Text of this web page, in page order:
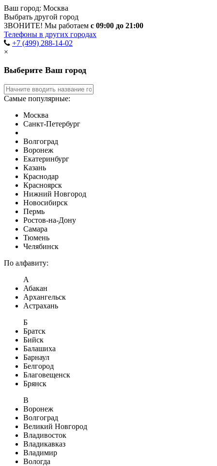
Ваш город: Москва
Выбрать другой город
ЗВОНИТЕ! Мы работаем с 09:00 до 21:00
Телефоны в других городах
+7 (499) 288-14-02
×
Выберите Ваш город
Самые популярные:
Москва
Санкт-Петербург
Волгоград
Воронеж
Екатеринбург
Казань
Краснодар
Красноярск
Нижний Новгород
Новосибирск
Пермь
Ростов-на-Дону
Самара
Тюмень
Челябинск
По алфавиту:
А
Абакан
Архангельск
Астрахань
Б
Братск
Бийск
Балашиха
Барнаул
Белгород
Благовещенск
Брянск
В
Воронеж
Волгоград
Великий Новгород
Владивосток
Владикавказ
Владимир
Вологда